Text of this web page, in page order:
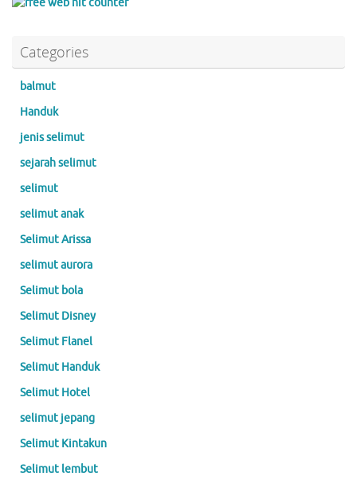
Categories
balmut
Handuk
jenis selimut
sejarah selimut
selimut
selimut anak
Selimut Arissa
selimut aurora
Selimut bola
Selimut Disney
Selimut Flanel
Selimut Handuk
Selimut Hotel
selimut jepang
Selimut Kintakun
Selimut lembut